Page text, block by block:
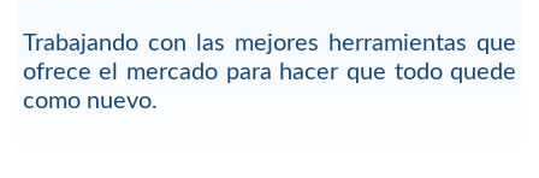
Trabajando con las mejores herramientas que
ofrece el mercado para hacer que todo quede
como nuevo.